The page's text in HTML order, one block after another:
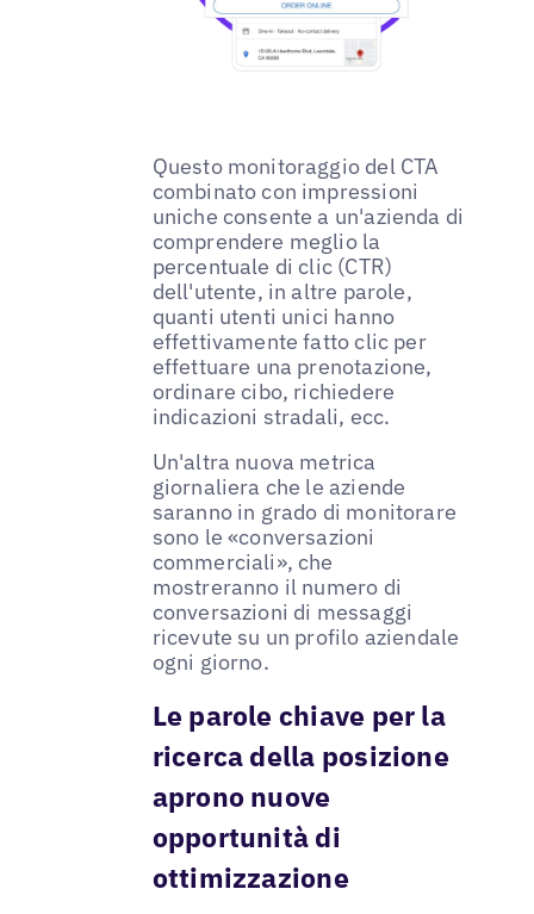
Questo monitoraggio del CTA
combinato con impressioni
uniche consente a un'azienda di
comprendere meglio la
percentuale di clic (CTR)
dell'utente, in altre parole,
quanti utenti unici hanno
effettivamente fatto clic per
effettuare una prenotazione,
ordinare cibo, richiedere
indicazioni stradali, ecc.
Un'altra nuova metrica
giornaliera che le aziende
saranno in grado di monitorare
sono le «conversazioni
commerciali», che
mostreranno il numero di
conversazioni di messaggi
ricevute su un profilo aziendale
ogni giorno.
Le parole chiave per la
ricerca della posizione
aprono nuove
opportunità di
ottimizzazione